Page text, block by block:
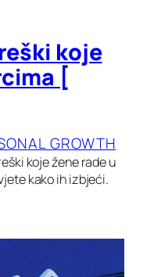
koje
[
GROWTH
koje žene rade u
kako ih izbjeći.